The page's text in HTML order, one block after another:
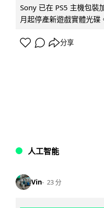
Sony 已在 PS5 主機包裝
月起停產新遊戲實體光碟
分享
人工智能
Vin 23 分